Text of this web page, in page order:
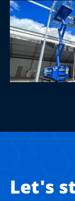
Let's